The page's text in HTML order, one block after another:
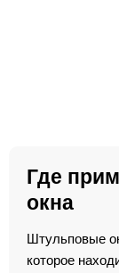
Где
окна
Штульповые
которое